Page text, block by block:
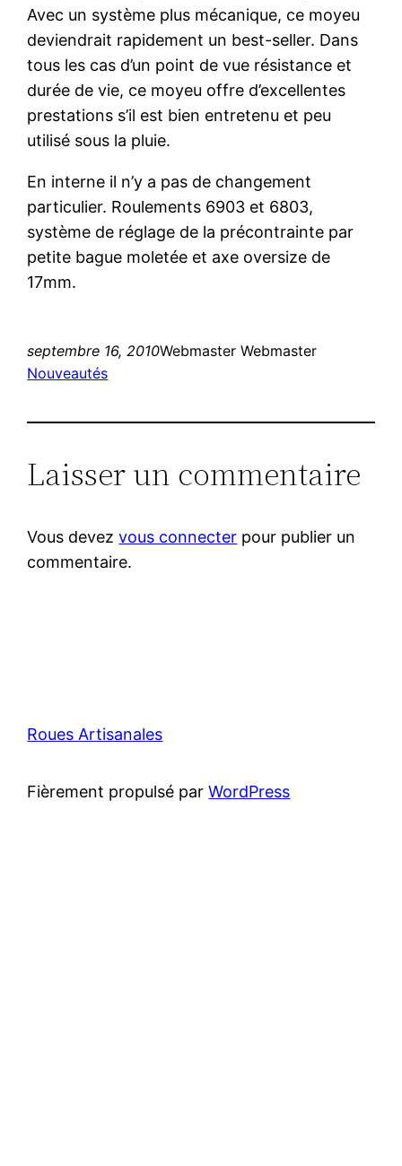
Avec un système plus mécanique, ce moyeu
deviendrait rapidement un best-seller. Dans
tous les cas d’un point de vue résistance et
durée de vie, ce moyeu offre d’excellentes
prestations s’il est bien entretenu et peu
utilisé sous la pluie.
En interne il n’y a pas de changement
particulier. Roulements 6903 et 6803,
système de réglage de la précontrainte par
petite bague moletée et axe oversize de
17mm.
septembre 16, 2010Webmaster Webmaster
Nouveautés
Laisser un commentaire
Vous devezvous connecter pour publier un
commentaire.
Roues Artisanales
Fièrement propulsé parWordPress